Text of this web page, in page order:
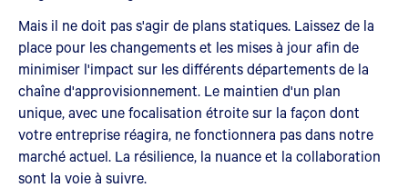
Mais il ne doit pas s'agir de plans statiques. Laissez de la
place pour les changements et les mises à jour afin de
minimiser l'impact sur les différents départements de la
chaîne d'approvisionnement. Le maintien d'un plan
unique, avec une focalisation étroite sur la façon dont
votre entreprise réagira, ne fonctionnera pas dans notre
marché actuel. La résilience, la nuance et la collaboration
sont la voie à suivre.